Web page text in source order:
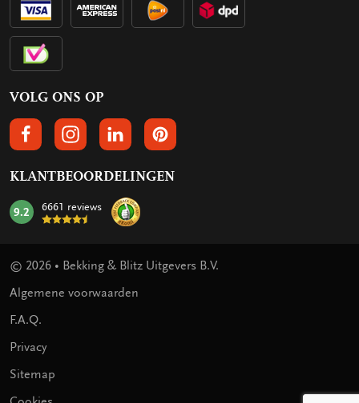
VOLG ONS OP
VOLGS ONS OP FACEBOOK
VOLG ONS OP INSTAGRAM
VOLG ONS OP LINKEDIN
VOLG ONS OP PINTEREST
KLANTBEOORDELINGEN
mark:
9.2 6661 reviews
© 2026 • Bekking & Blitz Uitgevers B.V.
Algemene voorwaarden
F.A.Q.
Privacy
Sitemap